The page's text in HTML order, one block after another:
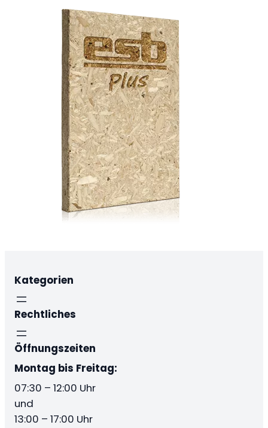
Kategorien
Rechtliches
Öffnungszeiten
Montag bis Freitag:
07:30 – 12:00 Uhr
und
13:00 – 17:00 Uhr